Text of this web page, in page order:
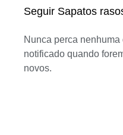
Seguir Sapatos
Nunca perca
notificado quando
novos.